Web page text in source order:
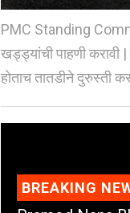
PMC Standing
खड्ड्यांची पाहणी करावी |
होताच तातडीने दुरुस्ती
BREAKING